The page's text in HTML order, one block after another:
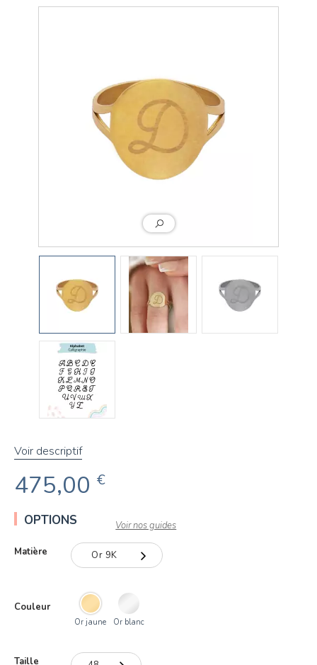
Voir descriptif
475,00 €
OPTIONS Voir nos guides
Matière Or 9K
Or 18K
Couleur
Or jaune Or blanc
Taille